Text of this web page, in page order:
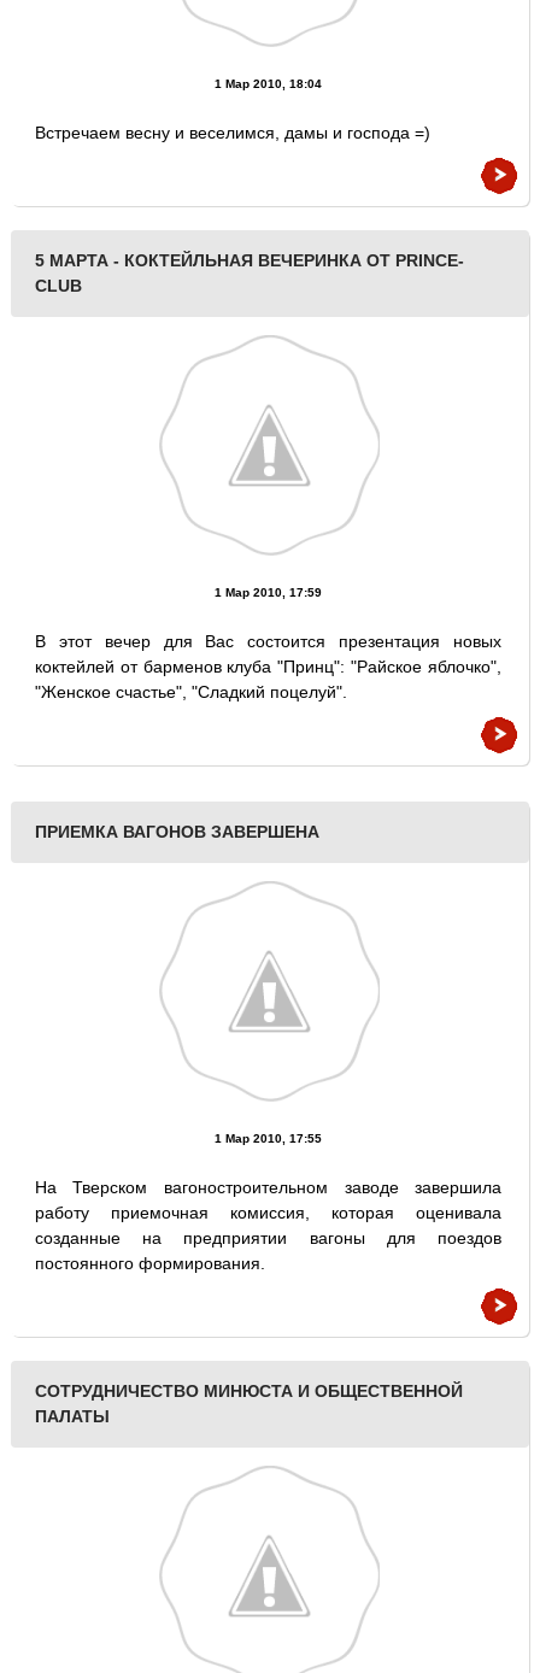
1 Мар 2010, 18:04
Встречаем весну и веселимся, дамы и господа =)
5 МАРТА - КОКТЕЙЛЬНАЯ ВЕЧЕРИНКА ОТ PRINCE-
CLUB
1 Мар 2010, 17:59
В этот вечер для Вас состоится презентация новых
коктейлей от барменов клуба "Принц": "Райское яблочко",
"Женское счастье", "Сладкий поцелуй".
ПРИЕМКА ВАГОНОВ ЗАВЕРШЕНА
1 Мар 2010, 17:55
На Тверском вагоностроительном заводе завершила
работу приемочная комиссия, которая оценивала
созданные на предприятии вагоны для поездов
постоянного формирования.
СОТРУДНИЧЕСТВО МИНЮСТА И ОБЩЕСТВЕННОЙ
ПАЛАТЫ